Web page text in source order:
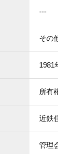
---
その
1981
所有
近鉄
管理